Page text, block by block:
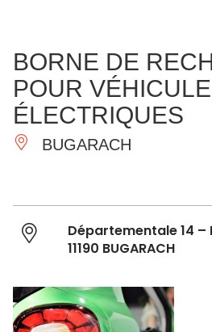
ESSENTIAL
AND
DO
BORNE DE
POUR
ÉLECTRIQUES
BUGARACH
Départementale 14 –
11190 BUGARACH